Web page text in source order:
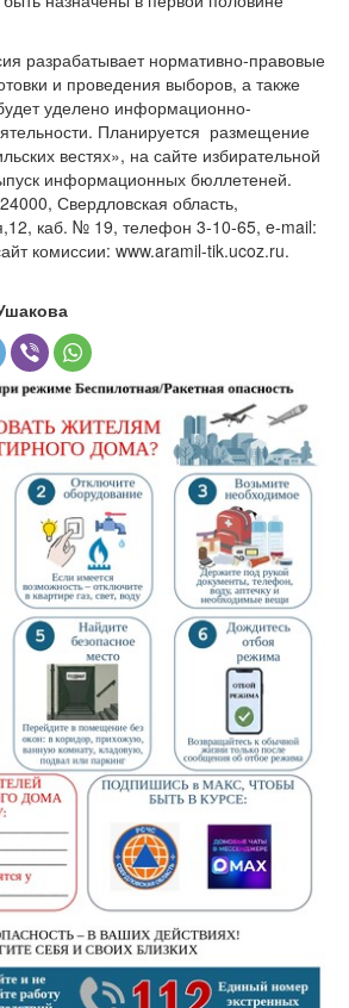
разрабатывает нормативно-правовые
и проведения выборов, а также
уделено информационно-
Планируется размещение
вестях», на сайте избирательной
информационных бюллетеней.
Свердловская область,
каб. № 19, телефон 3-10-65, e-mail:
комиссии: www.aramil-tik.ucoz.ru.